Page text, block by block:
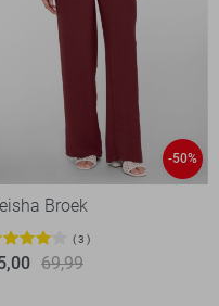
-50%
Broek
3
69,99